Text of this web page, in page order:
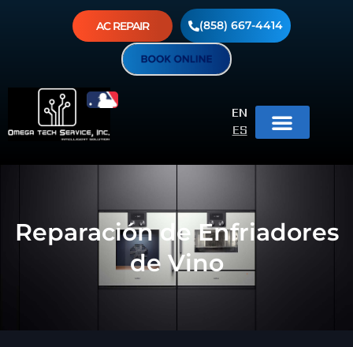
AC REPAIR (858) 667-4414
EN
ES
Reparación de Enfriadores
de Vino